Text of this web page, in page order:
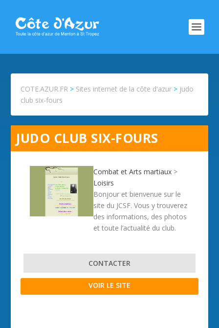
COTE.AZUR.FR > Sites internet de la côte d'azur > judo
club six-fours
JUDO CLUB SIX-FOURS
Combat et Arts martiaux >
Loisirs
Bonjour et bienvenue sur le
site du JCSF. Vous y trouverez
des informations, des photos
et toute l’actualité du club.
CONTACTER
VOIR LE SITE